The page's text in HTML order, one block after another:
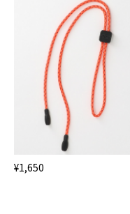
¥1,650